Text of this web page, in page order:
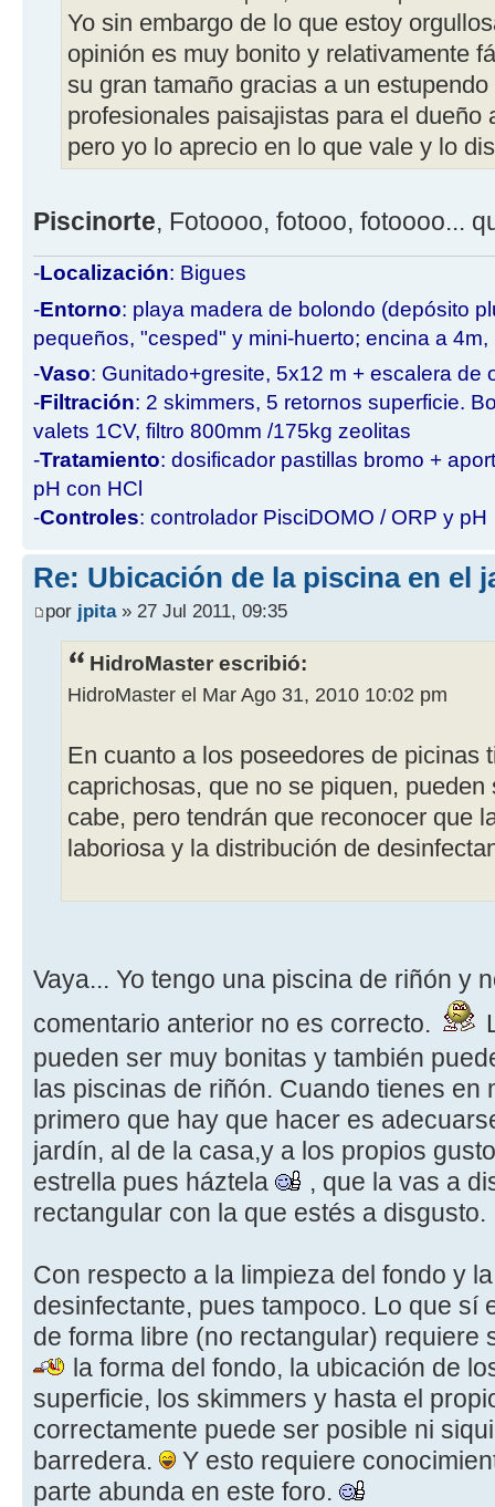
Yo sin embargo de lo que estoy
opinión es muy bonito y relativamente
su gran tamaño gracias a un
profesionales paisajistas para el dueño
pero yo lo aprecio en lo que vale y lo
Piscinorte, Fotoooo, fotooo, fotoooo...
-Localización: Bigues
-Entorno: playa madera de bolondo (depósito
pequeños, "cesped" y mini-huerto; encina a 4m,
-Vaso: Gunitado+gresite, 5x12 m + escalera de
-Filtración: 2 skimmers, 5 retornos superficie.
valets 1CV, filtro 800mm /175kg zeolitas
-Tratamiento: dosificador pastillas bromo +
pH con HCl
-Controles: controlador PisciDOMO / ORP y pH
Re: Ubicación de la piscina en el
por jpita» 27 Jul 2011, 09:35
HidroMaster escribió:
HidroMaster el Mar Ago 31, 2010 10:02 pm
En cuanto a los poseedores de picinas
caprichosas, que no se piquen,
cabe, pero tendrán que reconocer que
laboriosa y la distribución de
Vaya... Yo tengo una piscina de riñón y
comentario anterior no es correcto.
pueden ser muy bonitas y también
las piscinas de riñón. Cuando tienes en
primero que hay que hacer es
jardín, al de la casa,y a los propios
estrella pues háztela
, que la vas a
rectangular con la que estés a disgusto.
Con respecto a la limpieza del fondo y
desinfectante, pues tampoco. Lo que sí
de forma libre (no rectangular) requiere
la forma del fondo, la ubicación de
superficie, los skimmers y hasta el
correctamente puede ser posible ni
barredera.
Y esto requiere
parte abunda en este foro.